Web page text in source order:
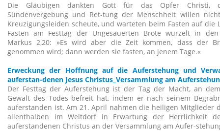
Die Gläubigen dankten Gott für das Opfer
Sündenvergebung und Ret-tung der Menschheit willen
Kreuzigungsleiden scheute, und warteten beim Fasten auf die
Fasten am Festtag der Ungesäuerten Brote wurzelt in
Markus 2,20: »Es wird aber die Zeit kommen, dass der
genommen wird; dann werden sie fasten, an jenem Tage.«
Erweckung der Hoffnung auf die Auferstehung und
auferstan-denen Jesus Christus_Versammlung am
Der Festtag der Auferstehung ist der Tag der Macht, an
Gewalt des Todes befreit hat, indem er nach seinem
auferstanden ist. Am 21. April nahmen die heiligen Mitglieder
allenthalben im Weltdorf in Erwartung der Herrlichkeit
auferstandenen Christus an der Versammlung am Aufer-